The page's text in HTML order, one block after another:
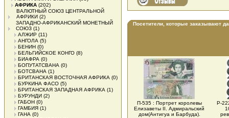
АФРИКА (202)
ВАЛЮТНЫЙ СОЮЗ ЦЕНТРАЛЬНОЙ
АФРИКИ (2)
ЗАПАДНО-АФРИКАНСКИЙ МОНЕТНЫЙ
СОЮЗ (1)
АЛЖИР (11)
АНГОЛА (5)
БЕНИН (0)
БЕЛЬГИЙСКОЕ КОНГО (8)
БИАФРА (0)
БОПУТАТСВАНА (0)
БОТСВАНА (1)
БРИТАНСКАЯ ВОСТОЧНАЯ АФРИКА (0)
БУРКИНА ФАСО (5)
БРИТАНСКАЯ ЗАПАДНАЯ АФРИКА (1)
БУРУНДИ (2)
ГАБОН (0)
ГАМБИЯ (1)
ГАНА (0)
Посетители, которые заказывают
П-535 : Портрет королевы
Елизаветы II. Адмиральский
дом(Антигуа и Барбуда).
Р-